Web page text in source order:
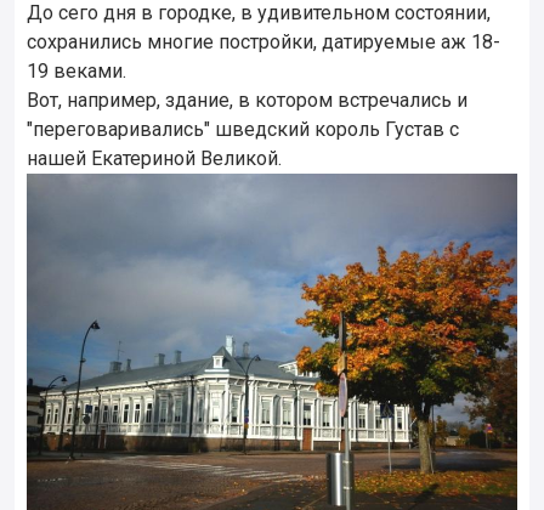
До сего дня в городке, в удивительном состоянии,
сохранились многие постройки, датируемые аж 18-
19 веками.
Вот, например, здание, в котором встречались и
"переговаривались" шведский король Густав с
нашей Екатериной Великой.